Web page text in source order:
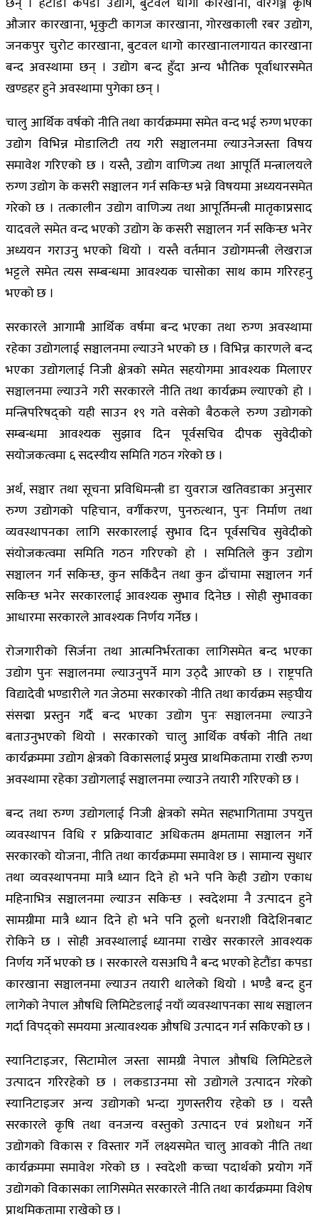
औजार कारखाना, भृकुटी कागज कारखाना, गोरखकाली रबर उद्योग,
जनकपुर चुरोट कारखाना, बुटवल धागो कारखानालगायत कारखाना
बन्द अवस्थामा छन् । उद्योग बन्द हुँदा अन्य भौतिक पूर्वाधारसमेत
खण्डहर हुने अवस्थामा पुगेका छन् ।
चालु आर्थिक वर्षको नीति तथा कार्यक्रममा समेत वन्द भई रुग्ण भएका
उद्योग विभिन्न मोडालिटी तय गरी सञ्चालनमा ल्याउनेजस्ता विषय
समावेश गरिएको छ । यस्तै, उद्योग वाणिज्य तथा आपूर्ति मन्त्रालयले
रुग्ण उद्योग के कसरी सञ्चालन गर्न सकिन्छ भन्ने विषयमा अध्ययनसमेत
गरेको छ । तत्कालीन उद्योग वाणिज्य तथा आपूर्तिमन्त्री मातृकाप्रसाद
यादवले समेत वन्द भएको उद्योग के कसरी सञ्चालन गर्न सकिन्छ भनेर
अध्ययन गराउनु भएको थियो । यस्तै वर्तमान उद्योगमन्त्री लेखराज
भट्टले समेत त्यस सम्बन्धमा आवश्यक चासोका साथ काम गरिरहनु
भएको छ ।
सरकारले आगामी आर्थिक वर्षमा बन्द भएका तथा रुग्ण अवस्थामा
रहेका उद्योगलाई सञ्चालनमा ल्याउने भएको छ । विभिन्न कारणले बन्द
भएका उद्योगलाई निजी क्षेत्रको समेत सहयोगमा आवश्यक मिलाएर
सञ्चालनमा ल्याउने गरी सरकारले नीति तथा कार्यक्रम ल्याएको हो ।
मन्त्रिपरिषद्को यही साउन १९ गते वसेको बैठकले रुग्ण उद्योगको
सम्बन्धमा आवश्यक सुझाव दिन पूर्वसचिव दीपक सुवेदीको
सयोजकत्वमा ६ सदस्यीय समिति गठन गरेको छ ।
अर्थ, सञ्चार तथा सूचना प्रविधिमन्त्री डा युवराज खतिवडाका अनुसार
रुग्ण उद्योगको पहिचान, वर्गीकरण, पुनरुत्थान, पुनः निर्माण तथा
व्यवस्थापनका लागि सरकारलाई सुभाव दिन पूर्वसचिव सुवेदीको
संयोजकत्वमा समिति गठन गरिएको हो । समितिले कुन उद्योग
सञ्चालन गर्न सकिन्छ, कुन सकिँदैन तथा कुन ढाँचामा सञ्चालन गर्न
सकिन्छ भनेर सरकारलाई आवश्यक सुभाव दिनेछ । सोही सुभावका
आधारमा सरकारले आवश्यक निर्णय गर्नेछ ।
रोजगारीको सिर्जना तथा आत्मनिर्भरताका लागिसमेत बन्द भएका
उद्योग पुनः सञ्चालनमा ल्याउनुपर्ने माग उठ्दै आएको छ । राष्ट्रपति
विद्यादेवी भण्डारीले गत जेठमा सरकारको नीति तथा कार्यक्रम सङ्घीय
संसद्मा प्रस्तुन गर्दै बन्द भएका उद्योग पुनः सञ्चालनमा ल्याउने
बताउनुभएको थियो । सरकारको चालु आर्थिक वर्षको नीति तथा
कार्यक्रममा उद्योग क्षेत्रको विकासलाई प्रमुख प्राथमिकतामा राखी रुग्ण
अवस्थामा रहेका उद्योगलाई सञ्चालनमा ल्याउने तयारी गरिएको छ ।
बन्द तथा रुग्ण उद्योगलाई निजी क्षेत्रको समेत सहभागितामा उपयुत्त
व्यवस्थापन विधि र प्रक्रियावाट अधिकतम क्षमतामा सञ्चालन गर्ने
सरकारको योजना, नीति तथा कार्यक्रममा समावेश छ । सामान्य सुधार
तथा व्यवस्थापनमा मात्रै ध्यान दिने हो भने पनि केही उद्योग एकाध
महिनाभित्र सञ्चालनमा ल्याउन सकिन्छ । स्वदेशमा नै उत्पादन हुने
सामग्रीमा मात्रै ध्यान दिने हो भने पनि ठूलो धनराशी विदेशिनबाट
रोकिने छ । सोही अवस्थालाई ध्यानमा राखेर सरकारले आवश्यक
निर्णय गर्ने भएको छ । सरकारले यसअघि नै बन्द भएको हेटौंडा कपडा
कारखाना सञ्चालनमा ल्याउन तयारी थालेको थियो । भण्डै बन्द हुन
लागेको नेपाल औषधि लिमिटेडलाई नयाँ व्यवस्थापनका साथ सञ्चालन
गर्दा विपद्को समयमा अत्यावश्यक औषधि उत्पादन गर्न सकिएको छ ।
स्यानिटाइजर, सिटामोल जस्ता सामग्री नेपाल औषधि लिमिटेडले
उत्पादन गरिरहेको छ । लकडाउनमा सो उद्योगले उत्पादन गरेको
स्यानिटाइजर अन्य उद्योगको भन्दा गुणस्तरीय रहेको छ । यस्तै
सरकारले कृषि तथा वनजन्य वस्तुको उत्पादन एवं प्रशोधन गर्ने
उद्योगको विकास र विस्तार गर्ने लक्ष्यसमेत चालु आवको नीति तथा
कार्यक्रममा समावेश गरेको छ । स्वदेशी कच्चा पदार्थको प्रयोग गर्ने
उद्योगको विकासका लागिसमेत सरकारले नीति तथा कार्यक्रममा विशेष
प्राथमिकतामा राखेको छ ।